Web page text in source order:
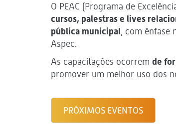
O PEAC (Programa de
cursos, palestras e lives
pública municipal, com ênfase
Aspec.
As capacitações ocorrem de
promover um melhor uso dos
PRÓXIMOS EVENTOS